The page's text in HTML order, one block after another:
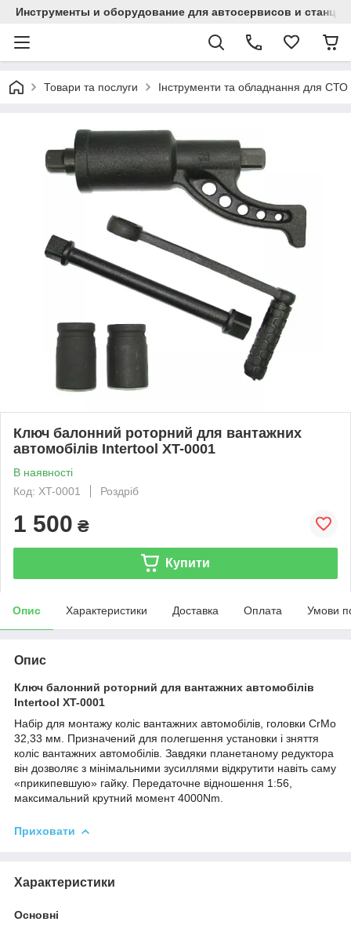
Инструменты и оборудование для автосервисов и
Товари та послуги Інструменти та обладнання для СТО
Ключ балонний роторний для вантажних
автомобілів Intertool XT-0001
В наявності
Код: XT-0001
Роздріб
1 500 ₴
Купити
Опис Характеристики Доставка Оплата Умови
Опис
Ключ балонний роторний для вантажних автомобілів
Intertool XT-0001
Набір для монтажу коліс вантажних автомобілів, головки CrMo
32,33 мм. Призначений для полегшення установки і зняття
коліс вантажних автомобілів. Завдяки планетаному редуктора
він дозволяє з мінімальними зусиллями відкрутити навіть саму
«прикипевшую» гайку. Передаточне відношення 1:56,
максимальний крутний момент 4000Nm.
Приховати
Характеристики
Основні